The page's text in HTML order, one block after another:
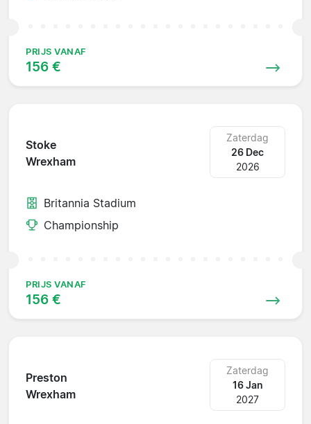
PRIJS VANAF
156 €
Stoke
Wrexham
Zaterdag
26 Dec
2026
Britannia Stadium
Championship
PRIJS VANAF
156 €
Preston
Wrexham
Zaterdag
16 Jan
2027